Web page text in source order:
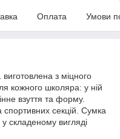
Оплата Умови
з міцного
кожного школяра: у ній
взуття та форму.
спортивних секцій. Сумка
складеному вигляді